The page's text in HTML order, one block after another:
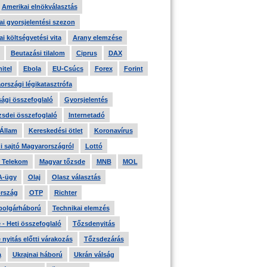
Amerikai elnökválasztás
gyorsjelentési szezon
költségvetési vita Arany elemzése
Beutazási tilalom Ciprus DAX
Ebola EU-Csúcs Forex Forint
légikatasztrófa
összefoglaló Gyorsjelentés
összefoglaló Internetadó
Kereskedési ötlet Koronavírus
sajtó Magyarországról Lottó
Telekom Magyar tőzsde MNB MOL
ügy Olaj Olasz választás
OTP Richter
Technikai elemzés
- Heti összefoglaló Tőzsdenyitás
nyitás előtti várakozás Tőzsdezárás
Ukrajnai háború Ukrán válság